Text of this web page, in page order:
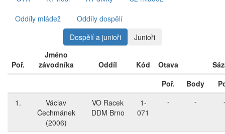
Oddíly mládež
Oddíly dospělí
Dospělí a junioři
Junioři
Poř.
Jméno
závodníka
Oddíl Kód Otava
Poř.
Body
1.
Václav
Čechmánek
(2006)
VO Racek
DDM Brno
1-
071
- -